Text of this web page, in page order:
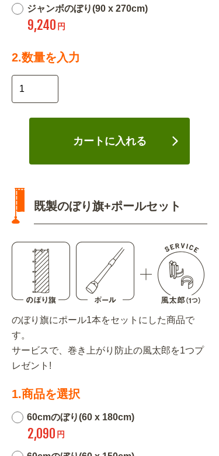
ジャンボのぼり(90 x 270cm)
9,240 円
2.数量を入力
カートに入れる
既製のぼり旗+ポールセット
のぼり旗にポール1本をセットにした商品で
す。
サービスで、巻き上がり防止の風太郎を1つプ
レゼント!
1.商品を選択
60cmのぼり(60 x 180cm)
2,090 円